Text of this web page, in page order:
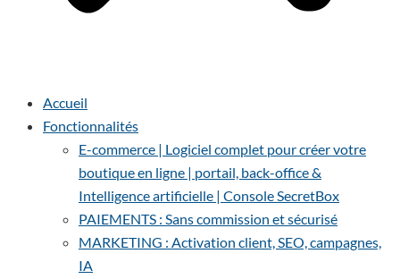
Accueil
Fonctionnalités
E-commerce | Logiciel complet pour créer votre
boutique en ligne | portail, back-office &
Intelligence artificielle | Console SecretBox
PAIEMENTS : Sans commission et sécurisé
MARKETING : Activation client, SEO, campagnes,
IA